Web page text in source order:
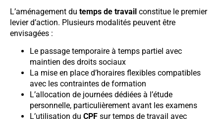
L’aménagement du temps de travail constitue le premier
levier d’action. Plusieurs modalités peuvent être
envisagées :
Le passage temporaire à temps partiel avec
maintien des droits sociaux
La mise en place d’horaires flexibles compatibles
avec les contraintes de formation
L’allocation de journées dédiées à l’étude
personnelle, particulièrement avant les examens
L’utilisation du CPF sur temps de travail avec